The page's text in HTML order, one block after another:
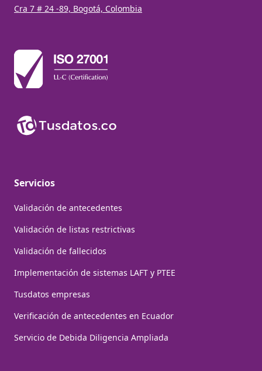
Cra 7 # 24 -89, Bogotá, Colombia
Servicios
Validación de antecedentes
Validación de listas restrictivas
Validación de fallecidos
Implementación de sistemas LAFT y PTEE
Tusdatos empresas
Verificación de antecedentes en Ecuador
Servicio de Debida Diligencia Ampliada